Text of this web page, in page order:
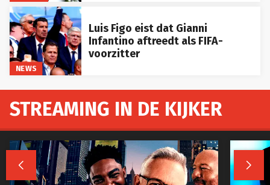
NEWS
Luis Figo eist dat Gianni
Infantino aftreedt als FIFA-
voorzitter
STREAMING IN DE KIJKER
 